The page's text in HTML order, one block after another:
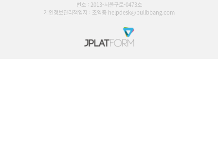
번호 : 2013-서울구로-0473호
개인정보관리책임자 : 조익증 helpdesk@pullbbang.com